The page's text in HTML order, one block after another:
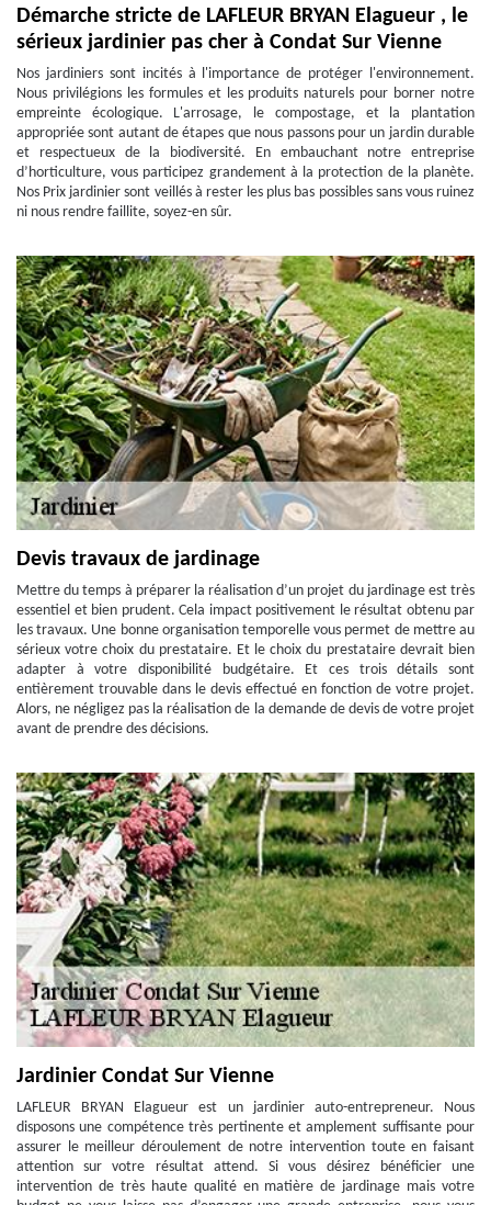
Démarche stricte de LAFLEUR BRYAN Elagueur , le
sérieux jardinier pas cher à Condat Sur Vienne
Nos jardiniers sont incités à l'importance de protéger l'environnement.
Nous privilégions les formules et les produits naturels pour borner notre
empreinte écologique. L'arrosage, le compostage, et la plantation
appropriée sont autant de étapes que nous passons pour un jardin durable
et respectueux de la biodiversité. En embauchant notre entreprise
d’horticulture, vous participez grandement à la protection de la planète.
Nos Prix jardinier sont veillés à rester les plus bas possibles sans vous ruinez
ni nous rendre faillite, soyez-en sûr.
Devis travaux de jardinage
Mettre du temps à préparer la réalisation d’un projet du jardinage est très
essentiel et bien prudent. Cela impact positivement le résultat obtenu par
les travaux. Une bonne organisation temporelle vous permet de mettre au
sérieux votre choix du prestataire. Et le choix du prestataire devrait bien
adapter à votre disponibilité budgétaire. Et ces trois détails sont
entièrement trouvable dans le devis effectué en fonction de votre projet.
Alors, ne négligez pas la réalisation de la demande de devis de votre projet
avant de prendre des décisions.
Jardinier Condat Sur Vienne
LAFLEUR BRYAN Elagueur est un jardinier auto-entrepreneur. Nous
disposons une compétence très pertinente et amplement suffisante pour
assurer le meilleur déroulement de notre intervention toute en faisant
attention sur votre résultat attend. Si vous désirez bénéficier une
intervention de très haute qualité en matière de jardinage mais votre